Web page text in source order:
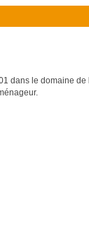
dans le domaine de